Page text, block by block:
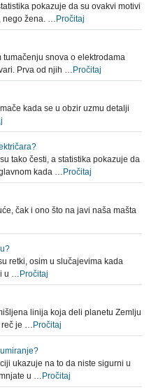
pokazuje da su ovakvi motivi
žena. … Pročitaj
snova o elektrodama
Prva od njih … Pročitaj
kada se u obzir uzmu detalji
tako česti, a statistika pokazuje da
kada … Pročitaj
čak i ono što na javi naša mašta
retki, osim u slučajevima kada
u … Pročitaj
linija koja deli planetu Zemlju
je … Pročitaj
ukazuje na to da niste sigurni u
u … Pročitaj